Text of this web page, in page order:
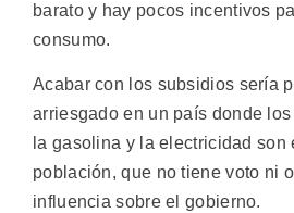
barato y hay pocos incentivos
consumo.
Acabar con los subsidios sería
arriesgado en un país donde
la gasolina y la electricidad son
población, que no tiene voto ni
influencia sobre el gobierno.